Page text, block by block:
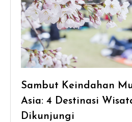
Sambut Keindahan
Asia: 4 Destinasi
Dikunjungi